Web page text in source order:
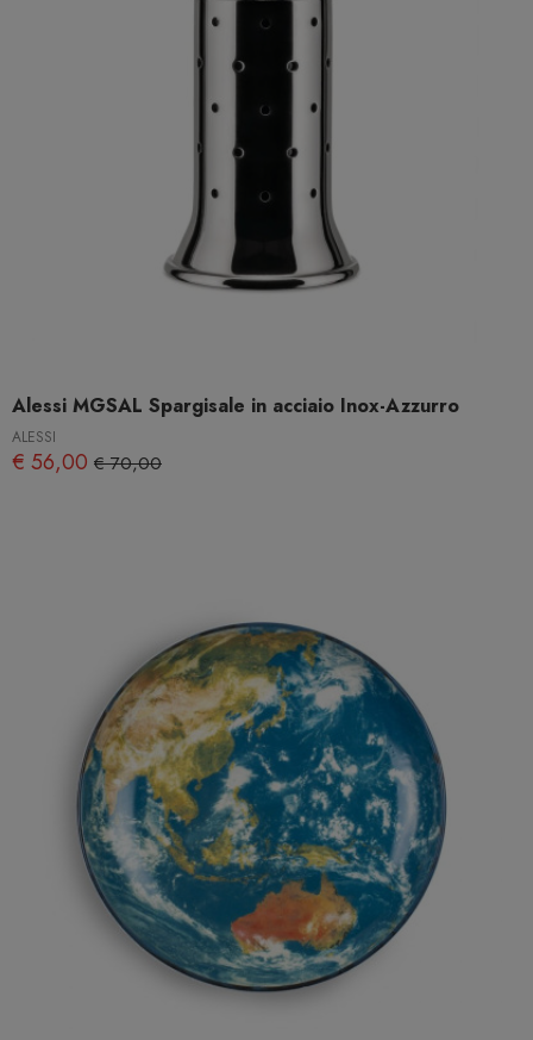
Alessi MGSAL Spargisale in acciaio Inox-Azzurro
ALESSI
€ 56,00 € 70,00